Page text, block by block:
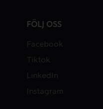
FÖLJ OSS
Facebook
Tiktok
LinkedIn
Instagram